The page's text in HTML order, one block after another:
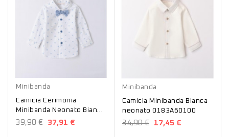
Minibanda
Camicia Cerimonia
Minibanda Neonato Bianco
B600
39,90 € 37,91 €
Minibanda
Camicia Minibanda Bianca
neonato 0183A60100
34,90 € 17,45 €